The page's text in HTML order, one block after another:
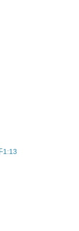
1:13